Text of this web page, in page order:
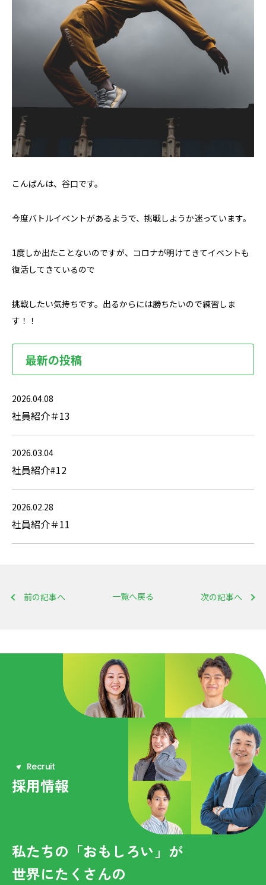
こんばんは、谷口です。
今度バトルイベントがあるようで、挑戦しようか迷っています。
1度しか出たことないのですが、コロナが明けてきてイベントも
復活してきているので
挑戦したい気持ちです。出るからには勝ちたいので練習しま
す！！
最新の投稿
2026.04.08
社員紹介＃13
2026.03.04
社員紹介#12
2026.02.28
社員紹介＃11
前の記事へ 次の記事へ
一覧へ戻る
Recruit
採用情報
私たちの「おもしろい」が
世界にたくさんの